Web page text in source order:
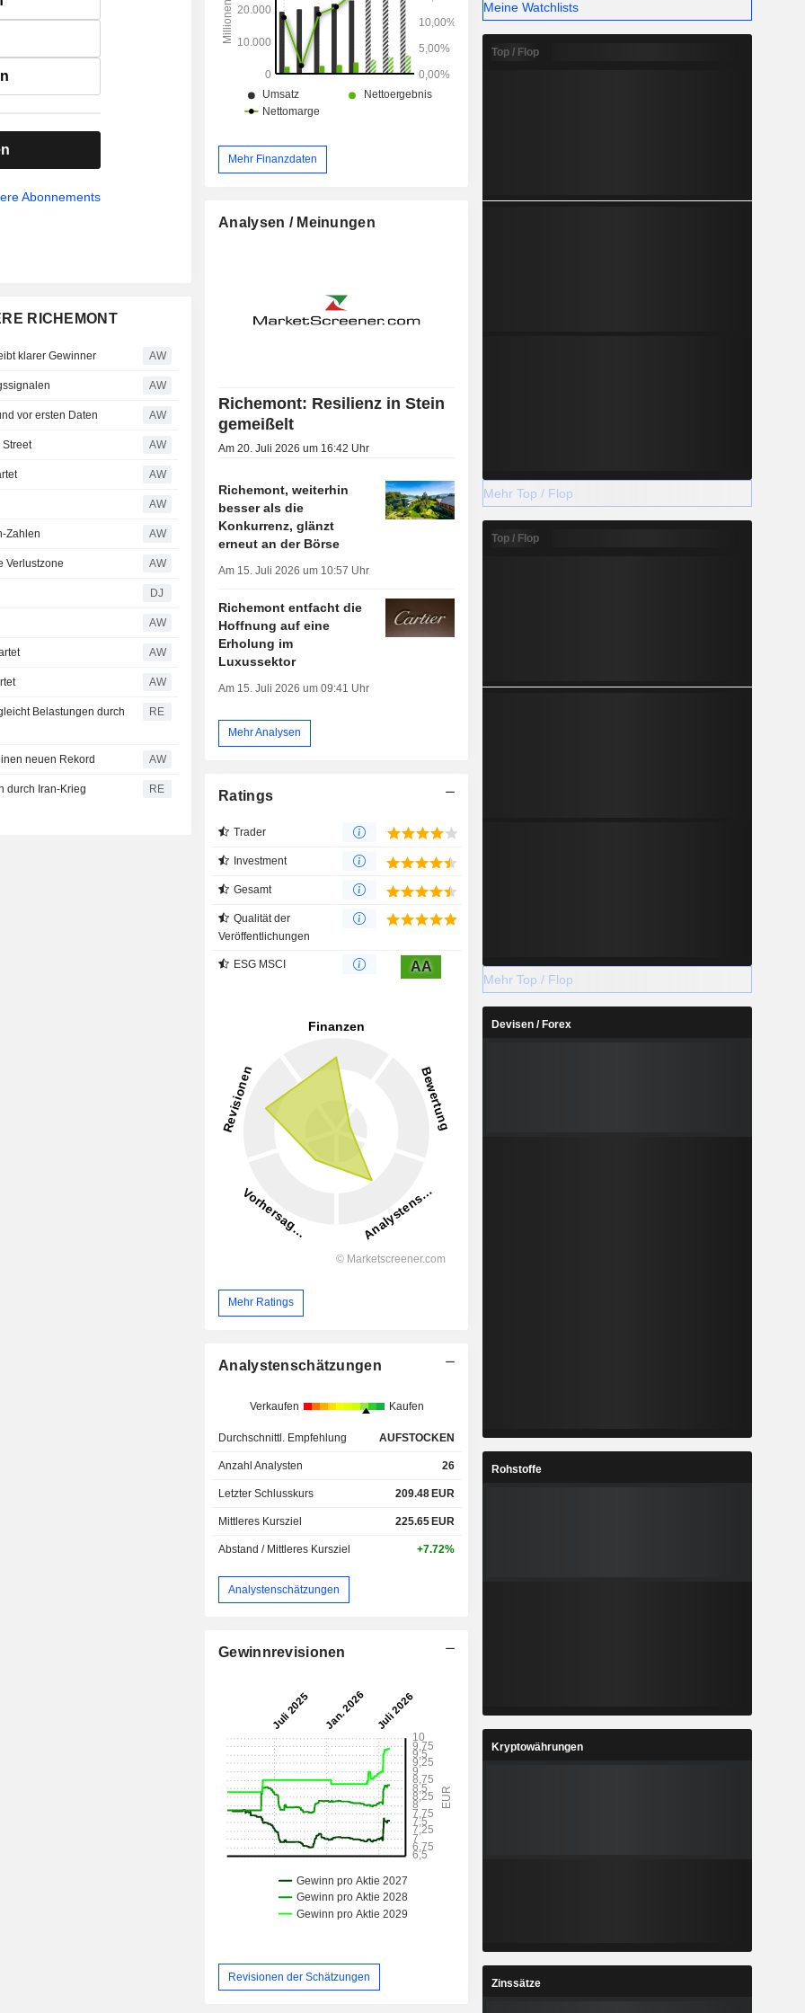
Abonnements
RICHEMONT
klarer Gewinner AW
AW
vor ersten Daten AW
AW
AW
AW
Zahlen AW
Verlustzone AW
DJ
AW
AW
AW
Belastungen durch
RE
neuen Rekord AW
durch Iran-Krieg
RE
Mehr Finanzdaten
Analysen / Meinungen
Richemont: Resilienz in Stein
gemeißelt
Am 20. Juli 2026 um 16:42 Uhr
Richemont, weiterhin
besser als die
Konkurrenz, glänzt
erneut an der Börse
Am 15. Juli 2026 um 10:57 Uhr
Richemont entfacht die
Hoffnung auf eine
Erholung im
Luxussektor
Am 15. Juli 2026 um 09:41 Uhr
Mehr Analysen
Ratings
Trader
Investment
Gesamt
Qualität der
Veröffentlichungen
ESG MSCI AA
Mehr Ratings
Analystenschätzungen
Verkaufen Kaufen
Durchschnittl. Empfehlung AUFSTOCKEN
Anzahl Analysten 26
Letzter Schlusskurs 209.48 EUR
Mittleres Kursziel 225.65 EUR
Abstand / Mittleres Kursziel +7.72%
Analystenschätzungen
Gewinnrevisionen
Revisionen der Schätzungen
Meine Watchlists
Top / Flop
Mehr Top / Flop
Top / Flop
Mehr Top / Flop
Devisen / Forex
Rohstoffe
Kryptowährungen
Zinssätze